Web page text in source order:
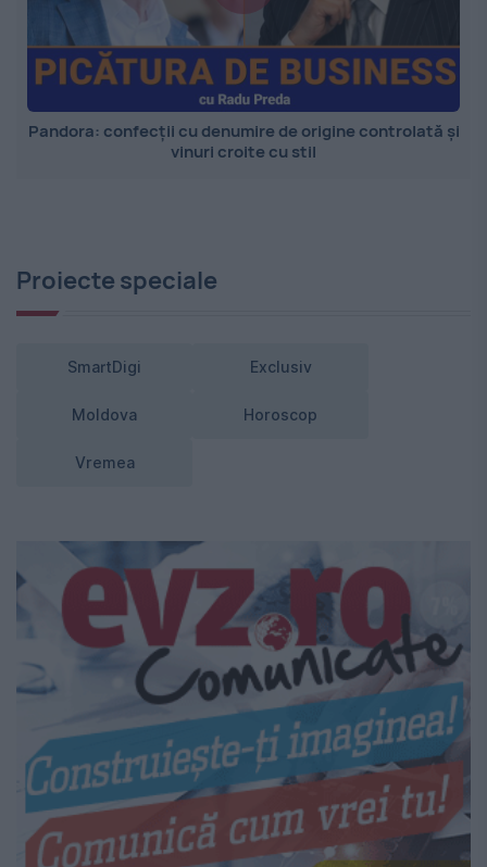
Pandora: confecții cu denumire de origine controlată și
vinuri croite cu stil
Proiecte speciale
SmartDigi Exclusiv
Moldova Horoscop
Vremea